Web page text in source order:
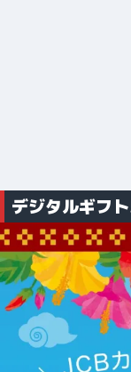
デジタルギフ